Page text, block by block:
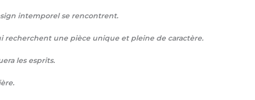
intemporel se rencontrent.
recherchent une pièce unique et pleine de caractère.
les esprits.